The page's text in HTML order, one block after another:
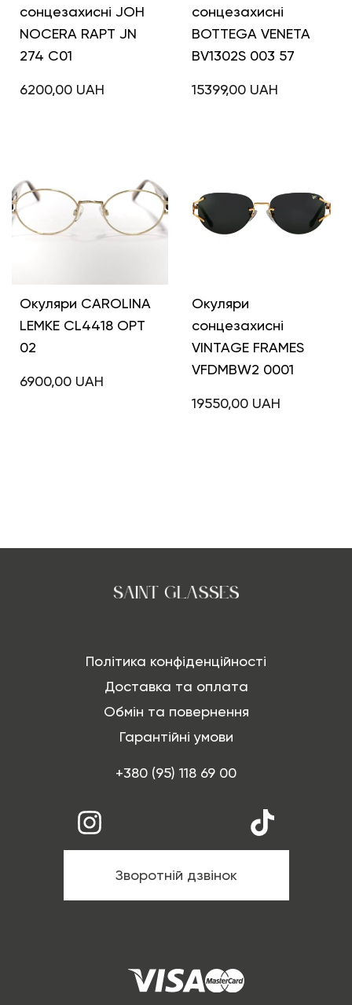
сонцезахисні JOH
NOCERA RAPT JN
274 C01
6200,00 UAH
сонцезахисні
BOTTEGA VENETA
BV1302S 003 57
15399,00 UAH
Окуляри CAROLINA
LEMKE CL4418 OPT
02
6900,00 UAH
Окуляри
сонцезахисні
VINTAGE FRAMES
VFDMBW2 0001
19550,00 UAH
Політика конфіденційності
Доставка та оплата
Обмін та повернення
Гарантійні умови
+380 (95) 118 69 00
Зворотній дзвінок